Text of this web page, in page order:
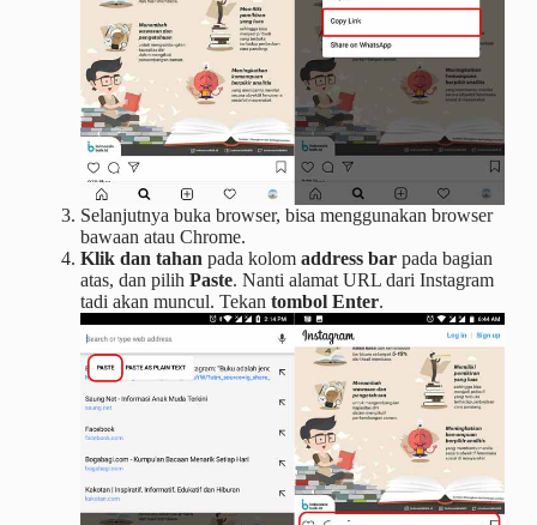
Selanjutnya buka browser, bisa menggunakan browser
bawaan atau Chrome.
Klik dan tahan pada kolom address barpada bagian
atas, dan pilih Paste. Nanti alamat URL dari Instagram
tadi akan muncul. Tekan tombol Enter.